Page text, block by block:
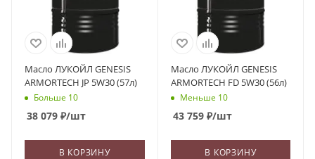
Масло ЛУКОЙЛ GENESIS
ARMORTECH JP 5W30 (57л)
Больше 10
38 079 ₽/шт
В КОРЗИНУ
Масло ЛУКОЙЛ GENESIS
ARMORTECH FD 5W30 (56л)
Меньше 10
43 759₽/шт
В КОРЗИНУ